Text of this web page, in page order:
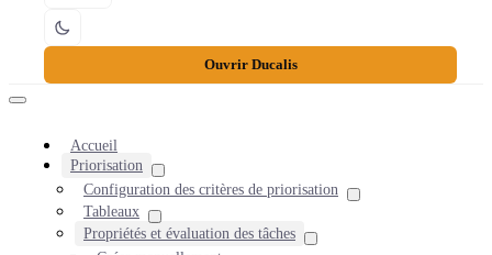
Ouvrir Ducalis
Accueil
Priorisation
Configuration des critères de priorisation
Tableaux
Propriétés et évaluation des tâches